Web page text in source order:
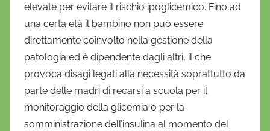
elevate per evitare il rischio ipoglicemico. Fino ad
una certa età il bambino non può essere
direttamente coinvolto nella gestione della
patologia ed è dipendente dagli altri, il che
provoca disagi legati alla necessità soprattutto da
parte delle madri di recarsi a scuola per il
monitoraggio della glicemia o per la
somministrazione dell’insulina al momento del